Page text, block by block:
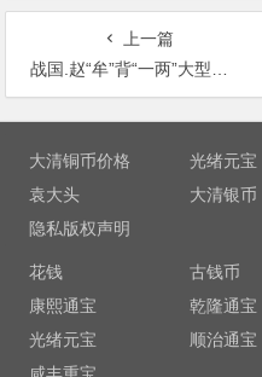
上一篇
战国.赵“牟”背“一两”大型三孔布
文
大清铜币价格 光绪元宝
袁大头
大清银币
隐私版权声明
花钱 古钱币
康熙通宝
乾隆通宝
光绪元宝
顺治通宝
咸丰重宝